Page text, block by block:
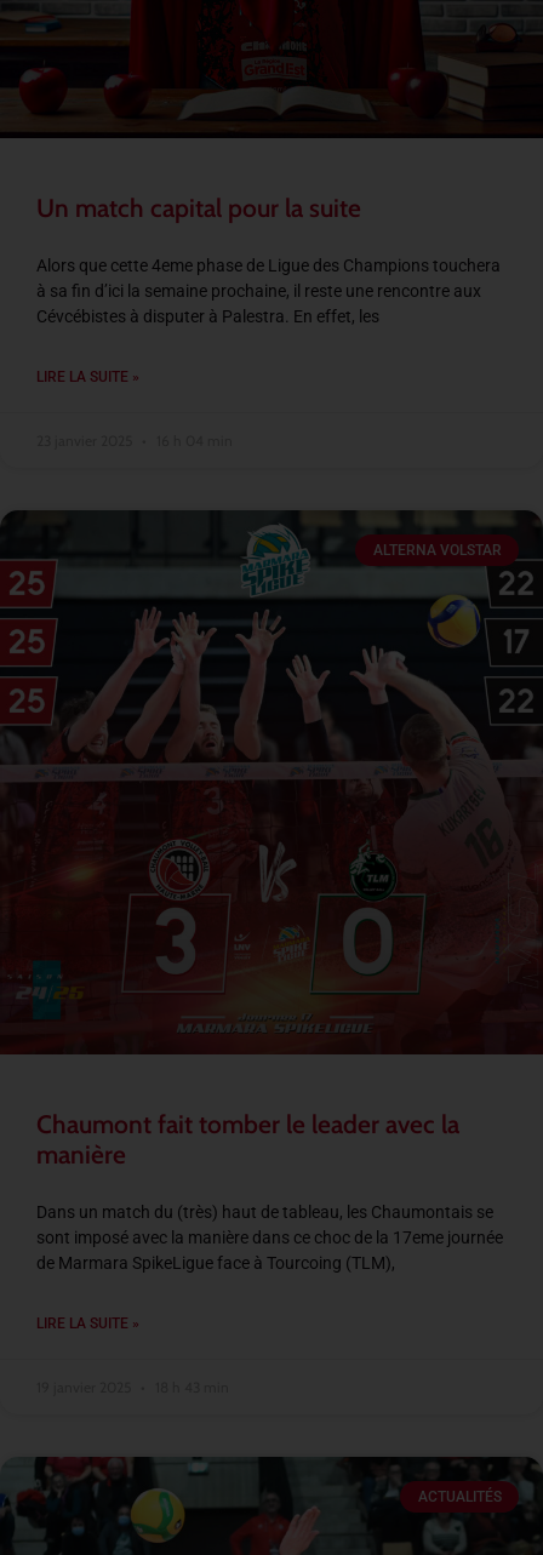
Un match capital pour la suite
Alors que cette 4eme phase de Ligue des Champions touchera
à sa fin d’ici la semaine prochaine, il reste une rencontre aux
Cévcébistes à disputer à Palestra. En effet, les
LIRE LA SUITE »
ALTERNA VOLSTAR
Chaumont fait tomber le leader avec la
manière
Dans un match du (très) haut de tableau, les Chaumontais se
sont imposé avec la manière dans ce choc de la 17eme journée
de Marmara SpikeLigue face à Tourcoing (TLM),
LIRE LA SUITE »
ACTUALITÉS